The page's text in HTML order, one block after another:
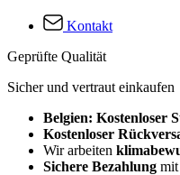
Kontakt
Geprüfte Qualität
Sicher und vertraut einkaufen
Belgien: Kostenloser
Kostenloser
Wir arbeiten
Sichere Bezahlung mit